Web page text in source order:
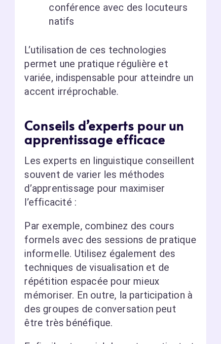
conférence avec des locuteurs
natifs
L’utilisation de ces technologies
permet une pratique régulière et
variée, indispensable pour atteindre un
accent irréprochable.
Conseils d’experts pour un
apprentissage efficace
Les experts en linguistique conseillent
souvent de varier les méthodes
d’apprentissage pour maximiser
l’efficacité :
Par exemple, combinez des cours
formels avec des sessions de pratique
informelle. Utilisez également des
techniques de visualisation et de
répétition espacée pour mieux
mémoriser. En outre, la participation à
des groupes de conversation peut
être très bénéfique.